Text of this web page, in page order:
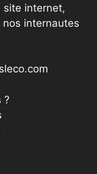
site internet,
nos internautes
?